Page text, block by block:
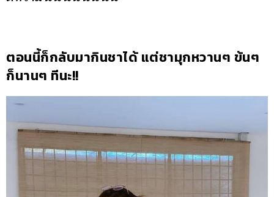
ตอนนี้ก็กลับมากินชาได้ แต่ชามุกหวานๆ ข้นๆ
ก็นานๆ ทีนะ!!